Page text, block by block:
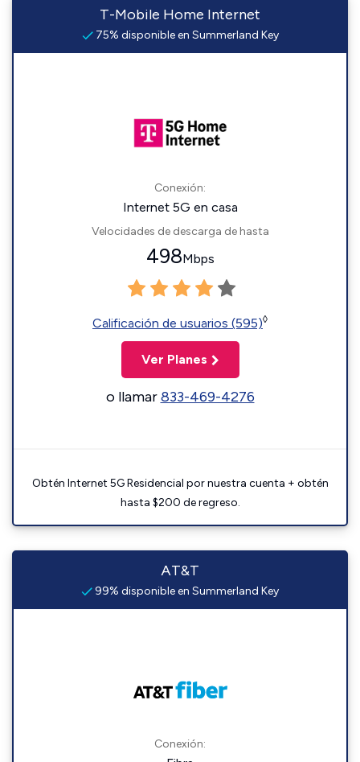
T-Mobile Home Internet
75% disponible en Summerland Key
Conexión:
Internet 5G en casa
Velocidades de descarga de hasta
498Mbps
Calificación de usuarios (595)◊
Ver Planes
o llamar833-469-4276
Obtén Internet 5G Residencial por nuestra cuenta + obtén
hasta $200 de regreso.
AT&T
99% disponible en Summerland Key
Conexión: